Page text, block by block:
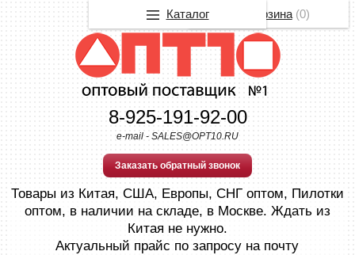
8-925-191-92-00
e-mail - SALES@OPT10.RU
Заказать обратный звонок
Товары из Китая, США, Европы, СНГ оптом, Пилотки
оптом, в наличии на складе, в Москве. Ждать из
Китая не нужно.
Актуальный прайс по запросу на почту
Корзина(0)
Каталог